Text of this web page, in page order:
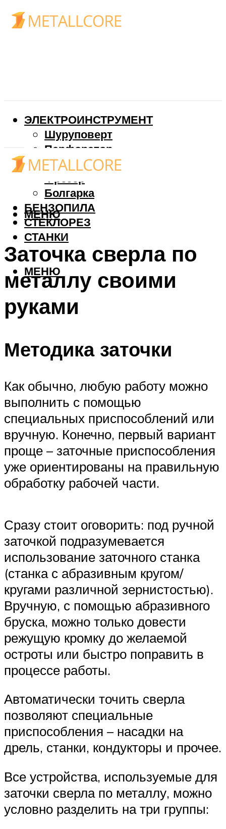
ЭЛЕКТРОИНСТРУМЕНТ
Шуруповерт
Перфоратор
Дрель
Фрезер
Болгарка
БЕНЗОПИЛА
СТЕКЛОРЕЗ
СТАНКИ
МЕНЮ
МЕНЮ
Заточка сверла по
металлу своими
руками
Методика заточки
Как обычно, любую работу можно
выполнить с помощью
специальных приспособлений или
вручную. Конечно, первый вариант
проще – заточные приспособления
уже ориентированы на правильную
обработку рабочей части.
Сразу стоит оговорить: под ручной
заточкой подразумевается
использование заточного станка
(станка с абразивным кругом/
кругами различной зернистостью).
Вручную, с помощью абразивного
бруска, можно только довести
режущую кромку до желаемой
остроты или быстро поправить в
процессе работы.
Автоматически точить сверла
позволяют специальные
приспособления – насадки на
дрель, станки, кондукторы и прочее.
Все устройства, используемые для
заточки сверла по металлу, можно
условно разделить на три группы: